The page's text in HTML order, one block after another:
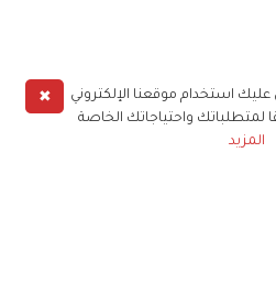
✖
استخدام موقعنا الإلكتروني
لمتطلباتك واحتياجاتك الخاصة
المزيد